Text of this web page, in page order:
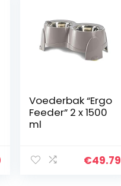
Voederbak “Ergo
Feeder” 2 x 1500
ml
€49.79